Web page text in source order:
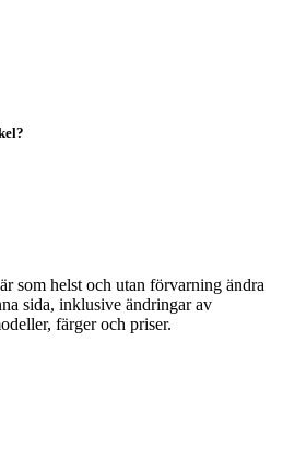
som helst och utan förvarning ändra
sida, inklusive ändringar av
färger och priser.